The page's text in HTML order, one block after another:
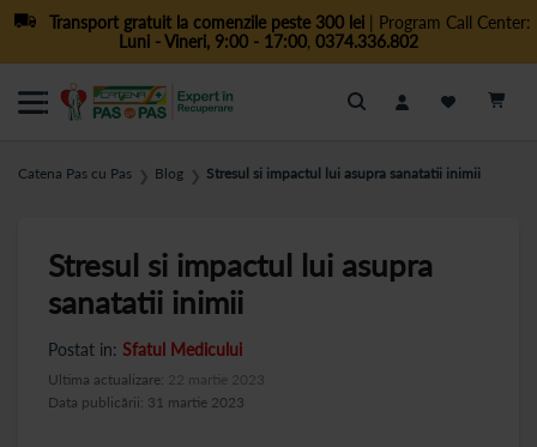
Transport gratuit la comenzile peste 300 lei| Program Call Center:
Luni - Vineri, 9:00 - 17:00, 0374.336.802
Cautare
Catena Pas cu Pas ❯ Blog ❯ Stresul si impactul lui asupra sanatatii inimii
Stresul si impactul lui asupra
sanatatii inimii
Postat in: Sfatul Medicului
Data publicării: 31 martie 2023
Ultima actualizare: 22 martie 2023